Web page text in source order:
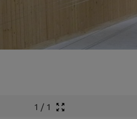
1 / 1